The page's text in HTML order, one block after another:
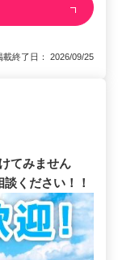
終了日： 2026/09/25
てみません
ください！！